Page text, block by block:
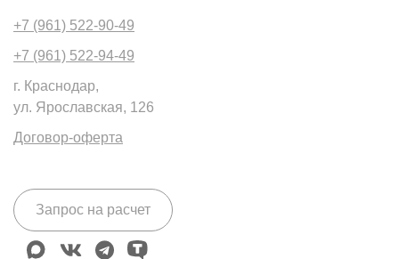
+7 (961) 522-90-49
+7 (961) 522-94-49
г. Краснодар,
ул. Ярославская, 126
Договор-оферта
Запрос на расчет
max telegram
tenchat